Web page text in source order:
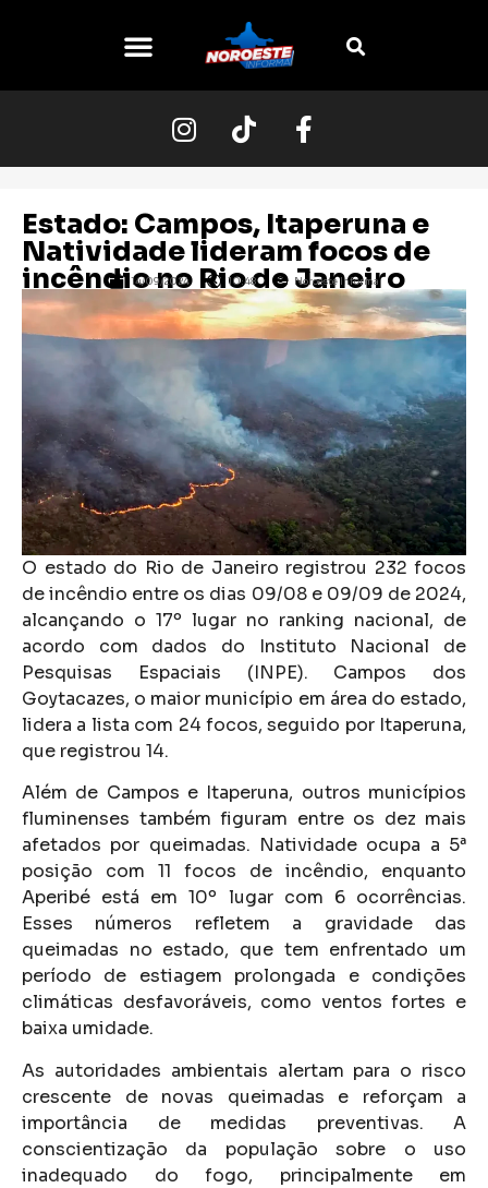
Estado: Campos, Itaperuna e
Natividade lideram focos de
incêndio no Rio de Janeiro
14/09/2024 10:48 Noroeste Informa
O estado do Rio de Janeiro registrou 232 focos
de incêndio entre os dias 09/08 e 09/09 de 2024,
alcançando o 17º lugar no ranking nacional, de
acordo com dados do Instituto Nacional de
Pesquisas Espaciais (INPE). Campos dos
Goytacazes, o maior município em área do estado,
lidera a lista com 24 focos, seguido por Itaperuna,
que registrou 14.
Além de Campos e Itaperuna, outros municípios
fluminenses também figuram entre os dez mais
afetados por queimadas. Natividade ocupa a 5ª
posição com 11 focos de incêndio, enquanto
Aperibé está em 10º lugar com 6 ocorrências.
Esses números refletem a gravidade das
queimadas no estado, que tem enfrentado um
período de estiagem prolongada e condições
climáticas desfavoráveis, como ventos fortes e
baixa umidade.
As autoridades ambientais alertam para o risco
crescente de novas queimadas e reforçam a
importância de medidas preventivas. A
conscientização da população sobre o uso
inadequado do fogo, principalmente em